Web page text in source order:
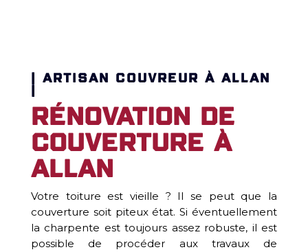
| ARTISAN COUVREUR À ALLAN
Rénovation de
couverture à
Allan
Votre toiture est vieille ? Il se peut que la
couverture soit piteux état. Si éventuellement
la charpente est toujours assez robuste, il est
possible de procéder aux travaux de